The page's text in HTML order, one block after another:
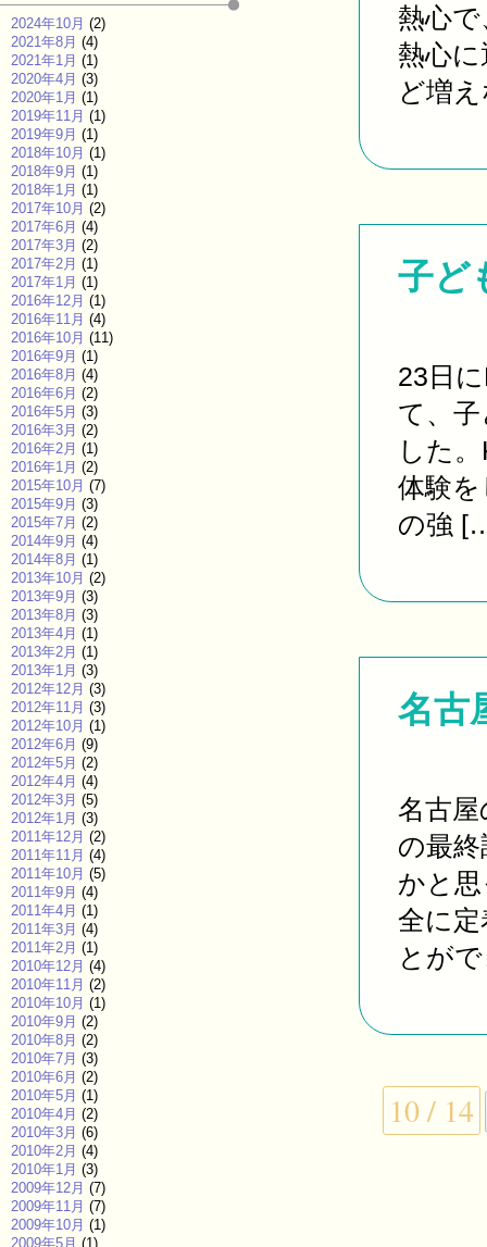
熱心
熱心
ど増
子ど
23日
て、
した
体験
の強
名古
名古
の最
かと
全に
とが
10 / 14
2024年10月 (2)
2021年8月 (4)
2021年1月 (1)
2020年4月 (3)
2020年1月 (1)
2019年11月 (1)
2019年9月 (1)
2018年10月 (1)
2018年9月 (1)
2018年1月 (1)
2017年10月 (2)
2017年6月 (4)
2017年3月 (2)
2017年2月 (1)
2017年1月 (1)
2016年12月 (1)
2016年11月 (4)
2016年10月 (11)
2016年9月 (1)
2016年8月 (4)
2016年6月 (2)
2016年5月 (3)
2016年3月 (2)
2016年2月 (1)
2016年1月 (2)
2015年10月 (7)
2015年9月 (3)
2015年7月 (2)
2014年9月 (4)
2014年8月 (1)
2013年10月 (2)
2013年9月 (3)
2013年8月 (3)
2013年4月 (1)
2013年2月 (1)
2013年1月 (3)
2012年12月 (3)
2012年11月 (3)
2012年10月 (1)
2012年6月 (9)
2012年5月 (2)
2012年4月 (4)
2012年3月 (5)
2012年1月 (3)
2011年12月 (2)
2011年11月 (4)
2011年10月 (5)
2011年9月 (4)
2011年4月 (1)
2011年3月 (4)
2011年2月 (1)
2010年12月 (4)
2010年11月 (2)
2010年10月 (1)
2010年9月 (2)
2010年8月 (2)
2010年7月 (3)
2010年6月 (2)
2010年5月 (1)
2010年4月 (2)
2010年3月 (6)
2010年2月 (4)
2010年1月 (3)
2009年12月 (7)
2009年11月 (7)
2009年10月 (1)
2009年5月 (1)